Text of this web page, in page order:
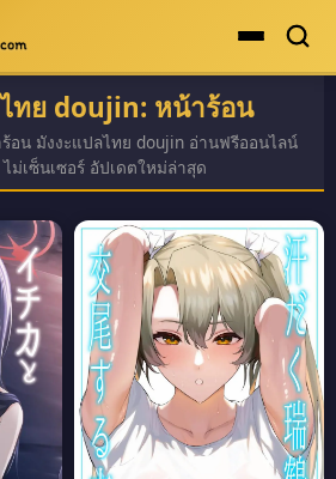
ดูเยอะสุด
คะแนนเยอะสุด
โดจินรูปสี
ระดับตำนาน
ยอดนิยม
เรื่องที่เก็บไว้
ทย doujin: หน้าร้อน
อน มังงะแปลไทย doujin อ่านฟรีออนไลน์
ม่เซ็นเซอร์ อัปเดตใหม่ล่าสุด